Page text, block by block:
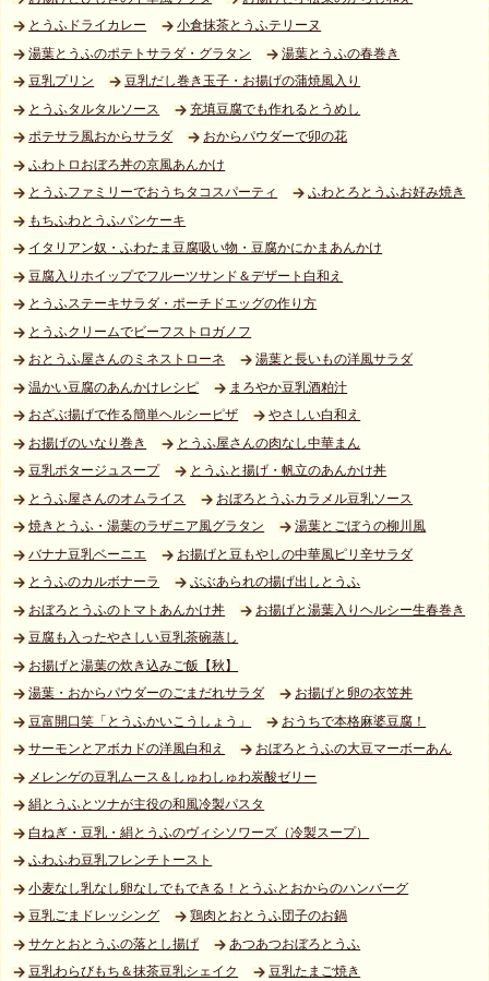
とうふドライカレー
小倉抹茶とうふテリーヌ
湯葉とうふのポテトサラダ・グラタン
湯葉とうふの春巻き
豆乳プリン
豆乳だし巻き玉子・お揚げの蒲焼風入り
とうふタルタルソース
充填豆腐でも作れるとうめし
ポテサラ風おからサラダ
おからパウダーで卯の花
ふわトロおぼろ丼の京風あんかけ
とうふファミリーでおうちタコスパーティ
ふわとろとうふお好み焼き
もちふわとうふパンケーキ
イタリアン奴・ふわたま豆腐吸い物・豆腐かにかまあんかけ
豆腐入りホイップでフルーツサンド＆デザート白和え
とうふステーキサラダ・ポーチドエッグの作り方
とうふクリームでビーフストロガノフ
おとうふ屋さんのミネストローネ
湯葉と長いもの洋風サラダ
温かい豆腐のあんかけレシピ
まろやか豆乳酒粕汁
おざぶ揚げで作る簡単ヘルシーピザ
やさしい白和え
お揚げのいなり巻き
とうふ屋さんの肉なし中華まん
豆乳ポタージュスープ
とうふと揚げ・帆立のあんかけ丼
とうふ屋さんのオムライス
おぼろとうふカラメル豆乳ソース
焼きとうふ・湯葉のラザニア風グラタン
湯葉とごぼうの柳川風
バナナ豆乳ベーニエ
お揚げと豆もやしの中華風ピリ辛サラダ
とうふのカルボナーラ
ぶぶあられの揚げ出しとうふ
おぼろとうふのトマトあんかけ丼
お揚げと湯葉入りヘルシー生春巻き
豆腐も入ったやさしい豆乳茶碗蒸し
お揚げと湯葉の炊き込みご飯【秋】
湯葉・おからパウダーのごまだれサラダ
お揚げと卵の衣笠丼
豆富開口笑「とうふかいこうしょう」
おうちで本格麻婆豆腐！
サーモンとアボカドの洋風白和え
おぼろとうふの大豆マーボーあん
メレンゲの豆乳ムース＆しゅわしゅわ炭酸ゼリー
絹とうふとツナが主役の和風冷製パスタ
白ねぎ・豆乳・絹とうふのヴィシソワーズ（冷製スープ）
ふわふわ豆乳フレンチトースト
小麦なし乳なし卵なしでもできる！とうふとおからのハンバーグ
豆乳ごまドレッシング
鶏肉とおとうふ団子のお鍋
サケとおとうふの落とし揚げ
あつあつおぼろとうふ
豆乳わらびもち＆抹茶豆乳シェイク
豆乳たまご焼き